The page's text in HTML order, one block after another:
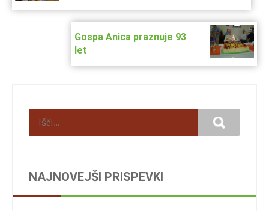
Gospa Anica praznuje 93
let
NAJNOVEJŠI PRISPEVKI